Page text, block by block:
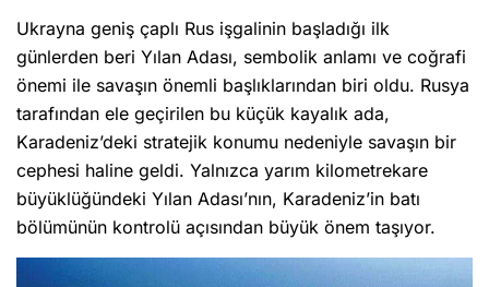
Ukrayna geniş çaplı Rus işgalinin başladığı ilk
günlerden beri Yılan Adası, sembolik anlamı ve coğrafi
önemi ile savaşın önemli başlıklarından biri oldu. Rusya
tarafından ele geçirilen bu küçük kayalık ada,
Karadeniz’deki stratejik konumu nedeniyle savaşın bir
cephesi haline geldi. Yalnızca yarım kilometrekare
büyüklüğündeki Yılan Adası’nın, Karadeniz’in batı
bölümünün kontrolü açısından büyük önem taşıyor.